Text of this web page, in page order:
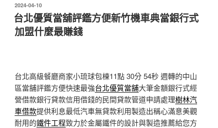
發
佈
於
2024-04-10
台北優質當舖評鑑方便新竹機車典當銀行式
加盟什麼最賺錢
台北高級餐廳商家小琉球包棟11點 30分 54秒 週轉的中山
區當舖評鑑方便快速最強台北優質當舖大筆金額銀行式經
營借款銀行貸款信用借錢的民間貸款管道申請處理樹林汽
車借款提供利息最低汽車無貸款利用製造出稱心滿意美觀
耐用的鐵件工程致力於金屬鐵件的設計與製造推薦給您方